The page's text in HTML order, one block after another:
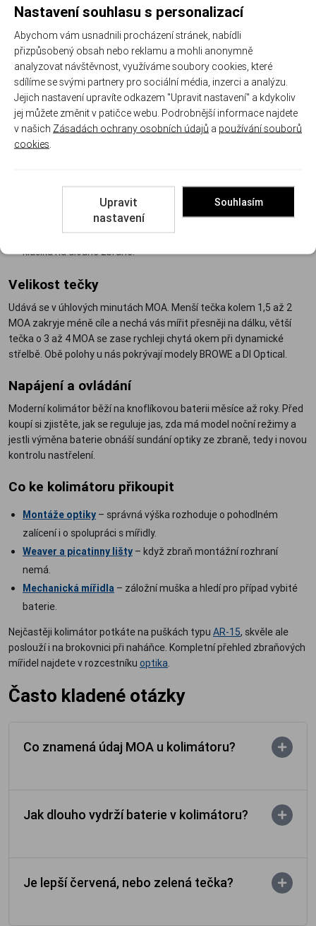
Uvnitř kolimátoru se odráží obraz svítící diody tak, že tečku vidíte
na cíli bez ohledu na to, jak přesně máte hlavu za mířidly. Odpadá
srovnávání mušky s hledím, obě oči zůstávají otevřené a vy dál
vnímáte okolí. Právě proto kolimátory vládnou dynamické
sportovní střelbě, obraně i lovu na naháňkách.
Jak vybrat kolimátor
Podle konstrukce
Mikrokolimátory – miniaturní provedení pro pistole a
kompaktní zbraně, kde rozhoduje každý gram.
Tubusové– robustní uzavřený tubus, který snese déšť i rány;
klasika na dlouhé zbraně.
Velikost tečky
Udává se v úhlových minutách MOA. Menší tečka kolem 1,5 až 2
MOA zakryje méně cíle a nechá vás mířit přesněji na dálku, větší
tečka o 3 až 4 MOA se zase rychleji chytá okem při dynamické
střelbě. Obě polohy u nás pokrývají modely BROWE a DI Optical.
Napájení a ovládání
Moderní kolimátor běží na knoflíkovou baterii měsíce až roky. Před
koupí si zjistěte, jak se reguluje jas, zda má model noční režimy a
jestli výměna baterie obnáší sundání optiky ze zbraně, tedy i novou
kontrolu nastřelení.
Co ke kolimátoru přikoupit
Montáže optiky – správná výška rozhoduje o pohodlném
zalícení i o spolupráci s mířidly.
Weaver a picatinny lišty – když zbraň montážní rozhraní
nemá.
Mechanická mířidla – záložní muška a hledí pro případ vybité
baterie.
Nejčastěji kolimátor potkáte na puškách typu AR-15, skvěle ale
poslouží i na brokovnici při naháňce. Kompletní přehled zbraňových
mířidel najdete v rozcestníku optika.
Často kladené otázky
Co znamená údaj MOA u kolimátoru?
Jak dlouho vydrží baterie v kolimátoru?
Je lepší červená, nebo zelená tečka?
Nastavení souhlasu s personalizací
Abychom vám usnadnili procházení stránek, nabídli
přizpůsobený obsah nebo reklamu a mohli anonymně
analyzovat návštěvnost, využíváme soubory cookies, které
sdílíme se svými partnery pro sociální média, inzerci a analýzu.
Jejich nastavení upravíte odkazem "Upravit nastavení" a kdykoliv
jej můžete změnit v patičce webu. Podrobnější informace najdete
v našich Zásadách ochrany osobních údajů a používání souborů
cookies
Upravit
nastavení
Souhlasím